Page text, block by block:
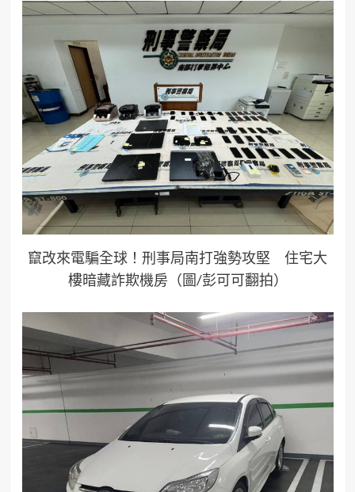
竄改來電騙全球！刑事局南打強勢攻堅 住宅大
樓暗藏詐欺機房（圖/彭可可翻拍）